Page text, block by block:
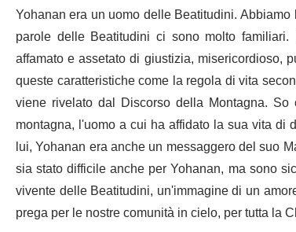
Yohanan era un uomo delle Beatitudini.
parole delle Beatitudini ci sono molto
affamato e assetato di giustizia, misericordioso,
queste caratteristiche come la regola di vita
viene rivelato dal Discorso della Montagna.
montagna, l'uomo a cui ha affidato la sua vita
lui, Yohanan era anche un messaggero del suo
sia stato difficile anche per Yohanan, ma sono
vivente delle Beatitudini, un'immagine di un
prega per le nostre comunità in cielo, per tutta la